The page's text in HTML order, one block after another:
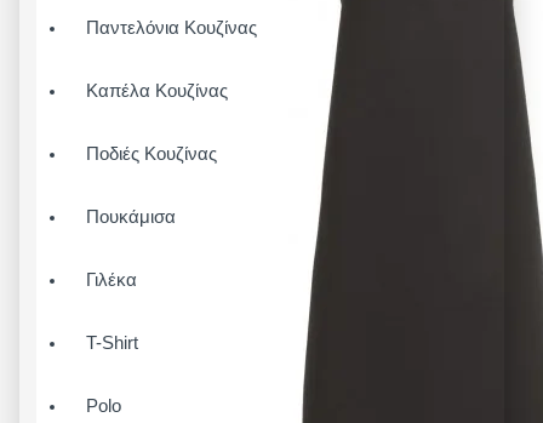
Παντελόνια Κουζίνας
Καπέλα Κουζίνας
Ποδιές Κουζίνας
Πουκάμισα
Γιλέκα
T-Shirt
Polo